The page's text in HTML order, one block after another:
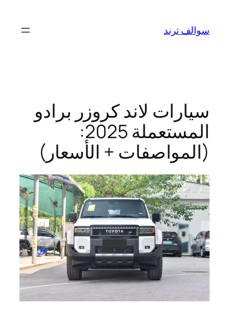
المحتوى
سوالف ترند
سيارات لاند كروزر برادو
المستعملة 2025:
(المواصفات + الأسعار)